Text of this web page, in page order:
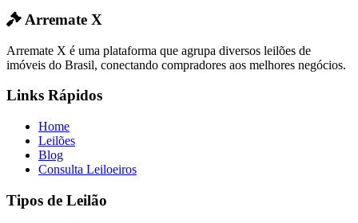
Arremate X
Arremate X é uma plataforma que agrupa diversos leilões de
imóveis do Brasil, conectando compradores aos melhores negócios.
Links Rápidos
Home
Leilões
Blog
Consulta Leiloeiros
Tipos de Leilão